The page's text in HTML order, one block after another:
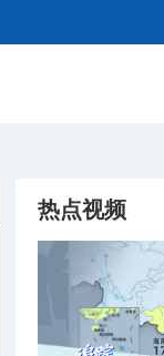
热点视频